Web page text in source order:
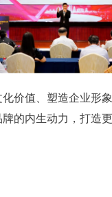
价值、塑造企业形
的内生动力，打造